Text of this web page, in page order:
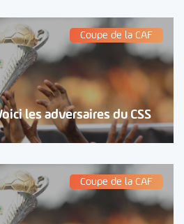
Coupe de la CAF
les adversaires du CSS
Coupe de la CAF